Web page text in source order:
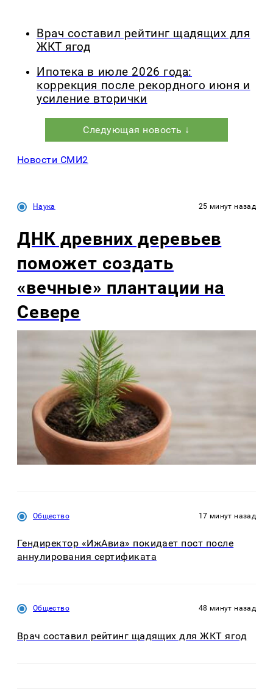
Врач составил рейтинг щадящих для
ЖКТ ягод
Ипотека в июле 2026 года:
коррекция после рекордного июня и
усиление вторички
Следующая новость ↓
Новости СМИ2
Наука 25 минут назад
ДНК древних деревьев
поможет создать
«вечные» плантации на
Севере
Общество 17 минут назад
Гендиректор «ИжАвиа» покидает пост после
аннулирования сертификата
Общество 48 минут назад
Врач составил рейтинг щадящих для ЖКТ ягод